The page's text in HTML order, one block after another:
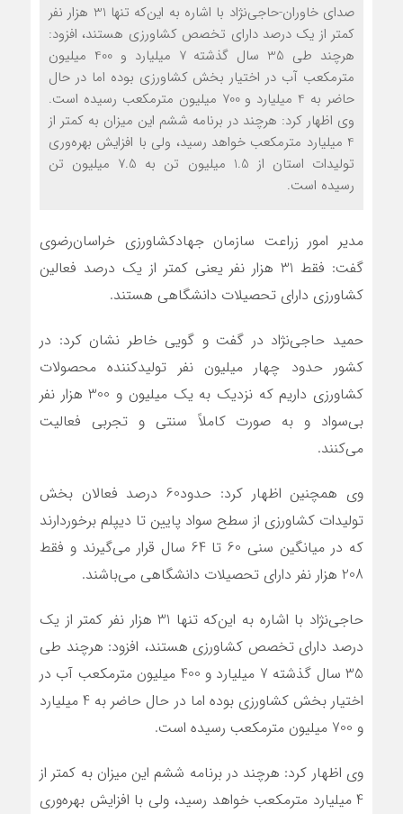
صدای خاوران-حاجی‌نژاد با اشاره به این‌که تنها 31 هزار نفر
کمتر از یک درصد دارای تخصص کشاورزی هستند، افزود:
هرچند طی 35 سال گذشته 7 میلیارد و 400 میلیون
مترمکعب آب در اختیار بخش کشاورزی بوده اما در حال
حاضر به 4 میلیارد و 700 میلیون مترمکعب رسیده است.
وی اظهار کرد: هرچند در برنامه ششم این میزان به کمتر از
4 میلیارد مترمکعب خواهد رسید، ولی با افزایش بهره‌وری
تولیدات استان از 1.5 میلیون تن به 7.5 میلیون تن
رسیده است.
مدیر امور زراعت سازمان جهادکشاورزی خراسان‌رضوی
گفت: فقط 31 هزار نفر یعنی کمتر از یک درصد فعالین
کشاورزی دارای تحصیلات دانشگاهی هستند.
حمید حاجی‌نژاد در گفت و گویی خاطر نشان کرد: در
کشور حدود چهار میلیون نفر تولیدکننده محصولات
کشاورزی داریم که نزدیک به یک میلیون و 300 هزار نفر
بی‌سواد و به صورت کاملاً سنتی و تجربی فعالیت
می‌کنند.
وی همچنین اظهار کرد: حدود60 درصد فعالان بخش
تولیدات کشاورزی از سطح سواد پایین تا دیپلم برخوردارند
که در میانگین سنی 60 تا 64 سال قرار می‌گیرند و فقط
208 هزار نفر دارای تحصیلات دانشگاهی می‌باشند.
حاجی‌نژاد با اشاره به این‌که تنها 31 هزار نفر کمتر از یک
درصد دارای تخصص کشاورزی هستند، افزود: هرچند طی
35 سال گذشته 7 میلیارد و 400 میلیون مترمکعب آب در
اختیار بخش کشاورزی بوده اما در حال حاضر به 4 میلیارد
و 700 میلیون مترمکعب رسیده است.
وی اظهار کرد: هرچند در برنامه ششم این میزان به کمتر از
4 میلیارد مترمکعب خواهد رسید، ولی با افزایش بهره‌وری